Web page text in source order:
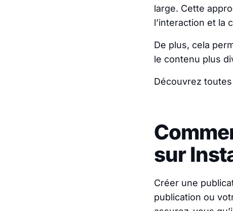
large. Cette
l’interaction et la
De plus, cela
le contenu plus
Découvrez
sur
Créer une
publication ou